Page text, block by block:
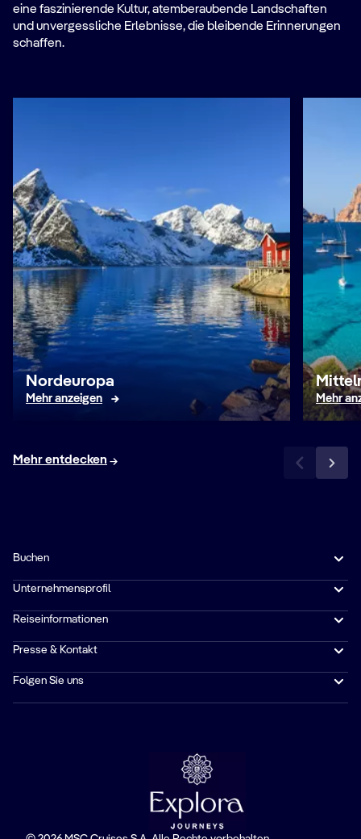
eine faszinierende Kultur, atemberaubende Landschaften
und unvergessliche Erlebnisse, die bleibende Erinnerungen
schaffen.
Nordeuropa
Mehr anzeigen Mehr
Mehr entdecken
Buchen
Unternehmensprofil
Reiseinformationen
Presse & Kontakt
Folgen Sie uns